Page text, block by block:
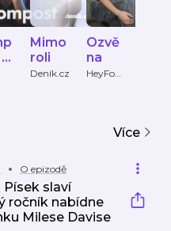
Mimo
roli
Deník.cz
Ozvě
na
HeyFom
ová
Více
O epizodě
Písek slaví
ročník nabídne
Milese Davise